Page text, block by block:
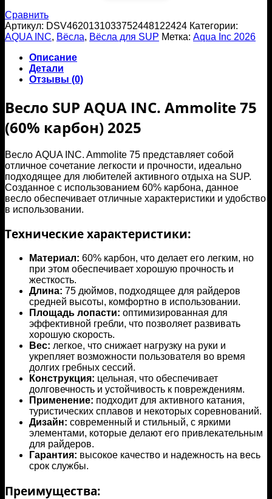
(60%
карбон)
2026
Сравнить
Артикул: DSV4620131033752448122424 Категории:
AQUA INC, Вёсла, Вёсла для SUP Метка: Aqua Inc 2026
Описание
Детали
Отзывы (0)
Весло SUP AQUA INC. Ammolite 75
(60% карбон) 2025
Весло AQUA INC. Ammolite 75 представляет собой
отличное сочетание легкости и прочности, идеально
подходящее для любителей активного отдыха на SUP.
Созданное с использованием 60% карбона, данное
весло обеспечивает отличные характеристики и удобство
в использовании.
Технические характеристики:
Материал: 60% карбон, что делает его легким, но
при этом обеспечивает хорошую прочность и
жесткость.
Длина: 75 дюймов, подходящее для райдеров
средней высоты, комфортно в использовании.
Площадь лопасти: оптимизированная для
эффективной гребли, что позволяет развивать
хорошую скорость.
Вес: легкое, что снижает нагрузку на руки и
укрепляет возможности пользователя во время
долгих гребных сессий.
Конструкция: цельная, что обеспечивает
долговечность и устойчивость к повреждениям.
Применение: подходит для активного катания,
туристических сплавов и некоторых соревнований.
Дизайн: современный и стильный, с яркими
элементами, которые делают его привлекательным
для райдеров.
Гарантия: высокое качество и надежность на весь
срок службы.
Преимущества: